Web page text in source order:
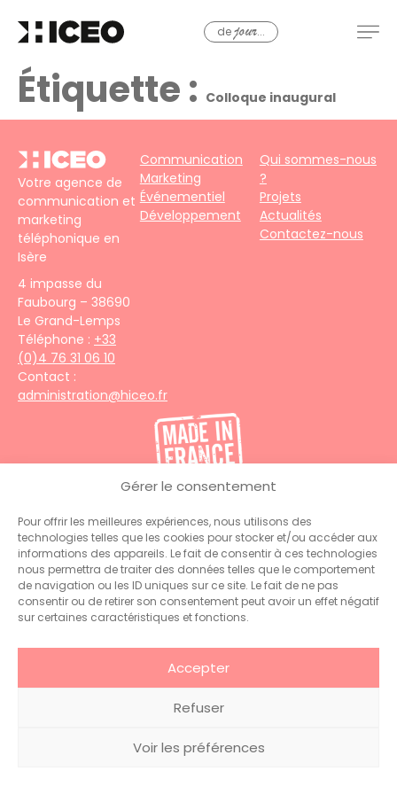
Gérer le consentement
Pour offrir les meilleures expériences, nous utilisons des
technologies telles que les cookies pour stocker et/ou accéder aux
informations des appareils. Le fait de consentir à ces technologies
nous permettra de traiter des données telles que le comportement
de navigation ou les ID uniques sur ce site. Le fait de ne pas
consentir ou de retirer son consentement peut avoir un effet négatif
sur certaines caractéristiques et fonctions.
Accepter
Refuser
Voir les préférences
dejour...
Étiquette : Colloque inaugural
Votre agence de
communication et
marketing
téléphonique en
Isère
4 impasse du
Faubourg – 38690
Le Grand-Lemps
Téléphone : +33
(0)4 76 31 06 10
Contact :
administration@hiceo.fr
Communication
Marketing
Événementiel
Développement
Qui sommes-nous
?
Projets
Actualités
Contactez-nous
© 2026 Hiceo . Tous droits
réservés
Glossaire.Mentions
légales